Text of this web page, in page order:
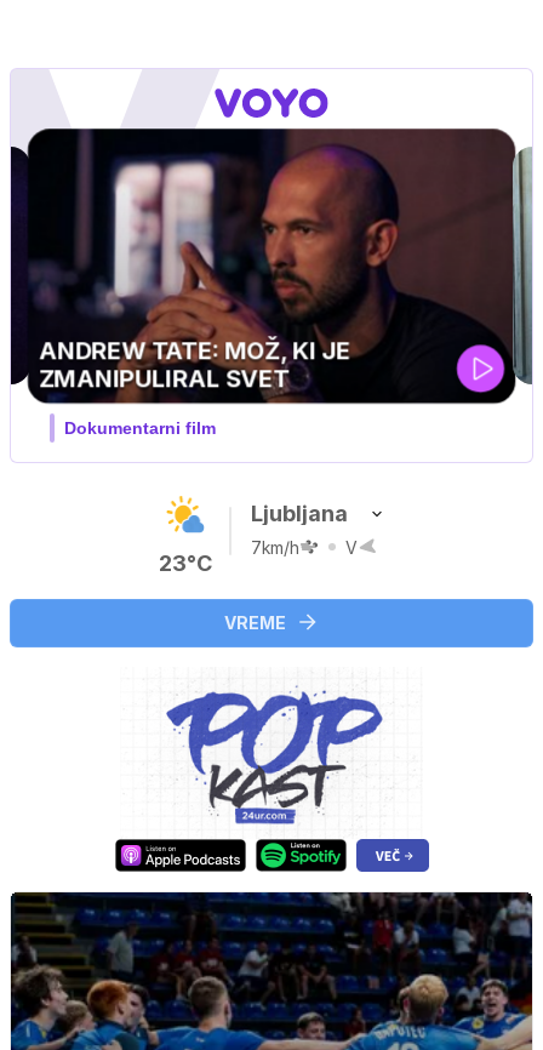
MOJ PRIJATELJ PINGVIN
Film meseca / družinski, pustolovski
23°C
Ljubljana
7km/h V
VREME